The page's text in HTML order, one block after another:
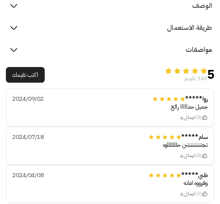
الوصف
طريقة الاستعمال
مواصفات
5340 تقييم اكتب تقيمك
روا*****
2024/09/02
جميل جدااااا رائع
(0) ارسال رد
سام*****
2024/07/18
تجنننننننننننن حلللللللوه
(0) ارسال رد
ظبي*****
2024/04/08
وفرووه امانه
(3) ارسال رد